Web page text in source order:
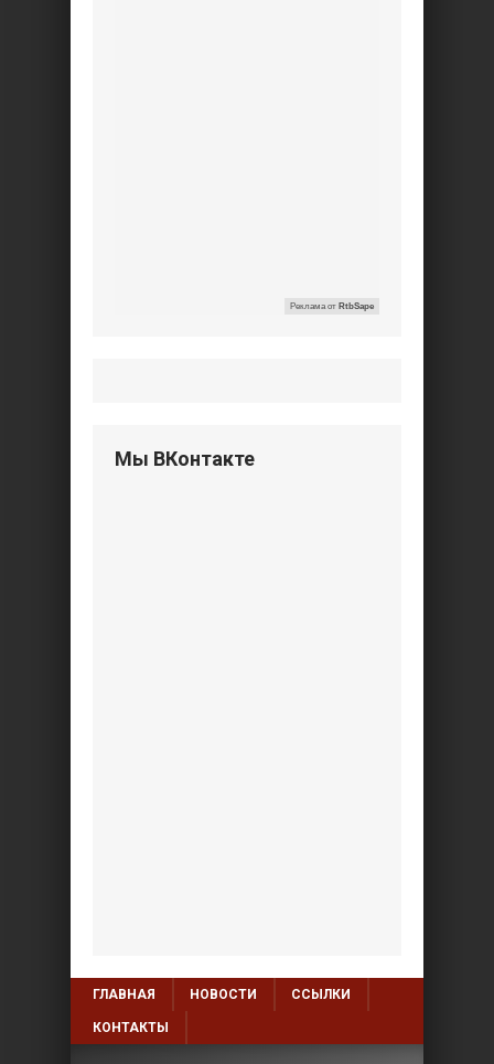
Реклама от RtbSape
Мы ВКонтакте
ГЛАВНАЯ НОВОСТИ ССЫЛКИ
КОНТАКТЫ